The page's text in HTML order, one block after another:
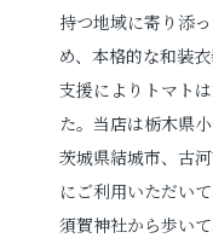
持つ地域に寄り添
め、本格的な和装
支援によりトマト
た。当店は栃木県
茨城県結城市、古
にご利用いただい
須賀神社から歩い